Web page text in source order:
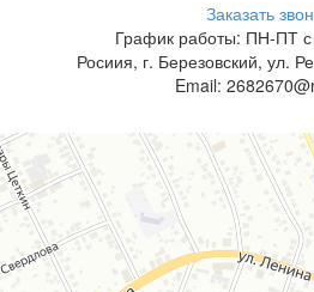
Заказать
График работы: ПН-ПТ
Росиия, г. Березовский, ул.
Email: